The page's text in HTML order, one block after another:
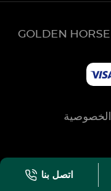
GOLDEN
اتصل بنا